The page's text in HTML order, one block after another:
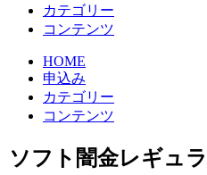
カテゴリー
コンテンツ
HOME
申込み
カテゴリー
コンテンツ
ソフト闇金レギュ